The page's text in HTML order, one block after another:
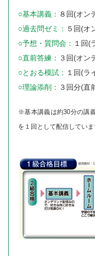
○基本講義： ８回(オン
○過去問ゼミ： ５回(オ
○予想・質問会： １回(
○直前答練： ３回(オン
○とおる模試： １回(ラ
○理論添削： ３回分(直
※基本講義は約30分の講
を１回として配信していま